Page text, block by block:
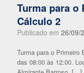
Turma para o
Cálculo 2
Publicado em 26/09/
Turma para o Primeiro
das 08:00 às 12:00.